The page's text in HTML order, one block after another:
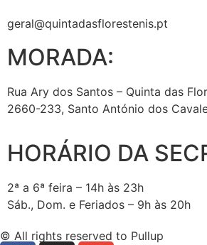
geral@quintadasflorestenis.pt
MORADA:
Rua Ary dos Santos – Quinta das
2660-233, Santo António dos
HORÁRIO DA
2ª a 6ª feira – 14h às 23h
Sáb., Dom. e Feriados – 9h às 20h
© All rights reserved to Pullup